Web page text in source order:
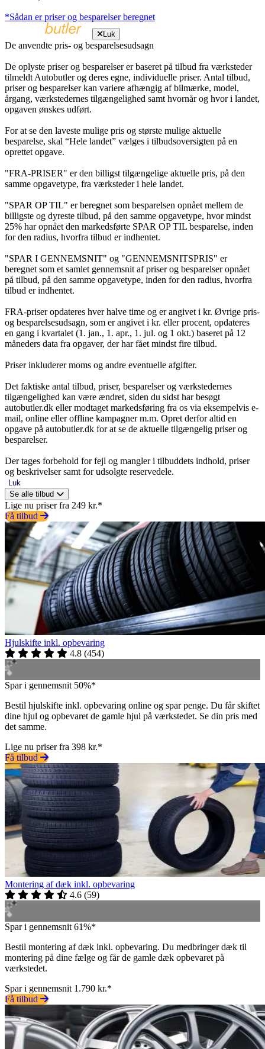
*Sådan er priser og besparelser beregnet
Luk
De anvendte pris- og besparelsesudsagn
De oplyste priser og besparelser er baseret på tilbud fra værksteder
tilmeldt Autobutler og deres egne, individuelle priser. Antal tilbud,
priser og besparelser kan variere afhængig af bilmærke, model,
årgang, værkstedernes tilgængelighed samt hvornår og hvor i landet,
opgaven ønskes udført.
For at se den laveste mulige pris og største mulige aktuelle
besparelse, skal “Hele landet” vælges i tilbudsoversigten på en
oprettet opgave.
"FRA-PRISER" er den billigst tilgængelige aktuelle pris, på den
samme opgavetype, fra værksteder i hele landet.
"SPAR OP TIL" er beregnet som besparelsen opnået mellem de
billigste og dyreste tilbud, på den samme opgavetype, hvor mindst
25% har opnået den markedsførte SPAR OP TIL besparelse, inden
for den radius, hvorfra tilbud er indhentet.
"SPAR I GENNEMSNIT" og "GENNEMSNITSPRIS" er
beregnet som et samlet gennemsnit af priser og besparelser opnået
på tilbud, på den samme opgavetype, inden for den radius, hvorfra
tilbud er indhentet.
FRA-priser opdateres hver halve time og er angivet i kr. Øvrige pris-
og besparelsesudsagn, som er angivet i kr. eller procent, opdateres
en gang i kvartalet (1. jan., 1. apr., 1. jul. og 1 okt.) baseret på 12
måneders data fra opgaver, der har fået mindst fire tilbud.
Priser inkluderer moms og andre eventuelle afgifter.
Det faktiske antal tilbud, priser, besparelser og værkstedernes
tilgængelighed kan være ændret, siden du sidst har besøgt
autobutler.dk eller modtaget markedsføring fra os via eksempelvis e-
mail, online eller offline kampagner m.m. Opret derfor altid en
opgave på autobutler.dk for at se de aktuelle tilgængelig priser og
besparelser.
Der tages forbehold for fejl og mangler i tilbuddets indhold, priser
og beskrivelser samt for udsolgte reservedele.
Luk
Se alle tilbud
Lige nu priser fra 249 kr.*
Få tilbud
Hjulskifte inkl. opbevaring
4.8 (454)
Spar i gennemsnit 50%*
Bestil hjulskifte inkl. opbevaring online og spar penge. Du får skiftet
dine hjul og opbevaret de gamle hjul på værkstedet. Se din pris med
det samme.
Lige nu priser fra 398 kr.*
Få tilbud
Montering af dæk inkl. opbevaring
4.6 (59)
Spar i gennemsnit 61%*
Bestil montering af dæk inkl. opbevaring. Du medbringer dæk til
montering på dine fælge og får de gamle dæk opbevaret på
værkstedet.
Spar i gennemsnit 1.790 kr.*
Få tilbud